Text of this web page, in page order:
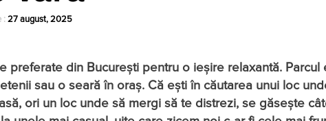
: 27 august, 2025
preferate din București pentru o ieșire relaxantă. Parcul
sau o seară în oraș. Că ești în căutarea unui loc
ori un loc unde să mergi să te distrezi, se găsește